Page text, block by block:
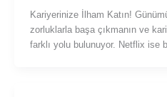
Kariyerinize İlham Katın!
zorluklarla başa çıkmanın ve
farklı yolu bulunuyor. Netflix ise